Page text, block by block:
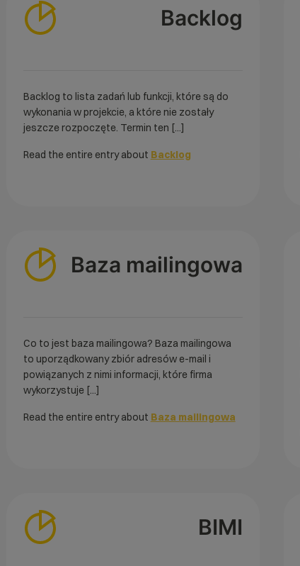
Backlog
Backlog to lista zadań lub funkcji, które są do
wykonania w projekcie, a które nie zostały
jeszcze rozpoczęte. Termin ten [...]
Read the entire entry about Backlog
Baza mailingowa
Co to jest baza mailingowa? Baza mailingowa
to uporządkowany zbiór adresów e-mail i
powiązanych z nimi informacji, które firma
wykorzystuje [...]
Read the entire entry about Baza mailingowa
BIMI